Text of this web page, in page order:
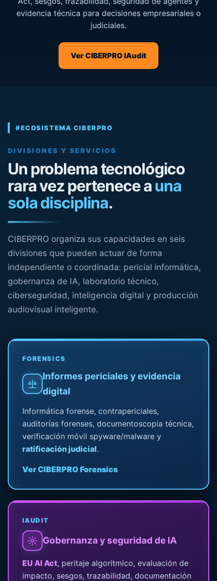
evidencia técnica para decisiones empresariales o
judiciales.
Ver CIBERPRO IAudit
#ECOSISTEMA CIBERPRO
DIVISIONES Y SERVICIOS
Un problema tecnológico
rara vez pertenece a una
sola disciplina.
CIBERPRO organiza sus capacidades en seis
divisiones que pueden actuar de forma
independiente o coordinada: pericial informática,
gobernanza de IA, laboratorio técnico,
ciberseguridad, inteligencia digital y producción
audiovisual inteligente.
FORENSICS
Informes periciales y evidencia
digital
Informática forense, contrapericiales,
auditorías forenses, documentoscopia técnica,
verificación móvil spyware/malware y
ratificación judicial.
Ver CIBERPRO Forensics
IAUDIT
Gobernanza y seguridad de IA
EU AI Act, peritaje algorítmico, evaluación de
impacto, sesgos, trazabilidad, documentación